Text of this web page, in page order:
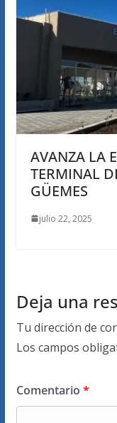
AVANZA LA
TERMINAL
GÜEMES
julio 22, 2025
Deja una
Tu dirección de
Los campos
Comentario *